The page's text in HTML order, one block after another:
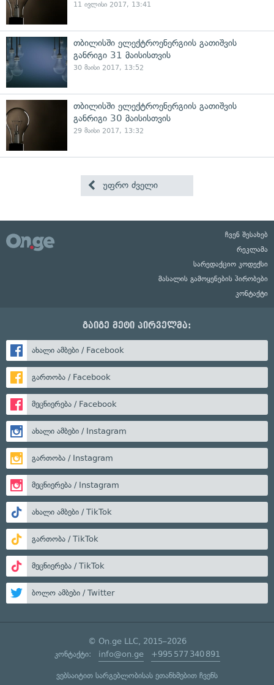
11 ივლისი 2017, 13:41
თბილისში ელექტროენერგიის გათიშვის
განრიგი 31 მაისისთვის
30 მაისი 2017, 13:52
თბილისში ელექტროენერგიის გათიშვის
განრიგი 30 მაისისთვის
29 მაისი 2017, 13:32
უფრო ძველი
ჩვენ შესახებ
რეკლამა
სარედაქციო კოდექსი
მასალის გამოყენების პირობები
კონტაქტი
გაიგე მეტი პირველმა:
ახალი ამბები / Facebook
გართობა / Facebook
მეცნიერება / Facebook
ახალი ამბები / Instagram
გართობა / Instagram
მეცნიერება / Instagram
ახალი ამბები / TikTok
გართობა / TikTok
მეცნიერება / TikTok
ბოლო ამბები / Twitter
© On.ge LLC, 2015–2026
კონტაქტი: info@on.ge +995 577 340 891
ვებსაიტით სარგებლობისას ეთანხმებით ჩვენს